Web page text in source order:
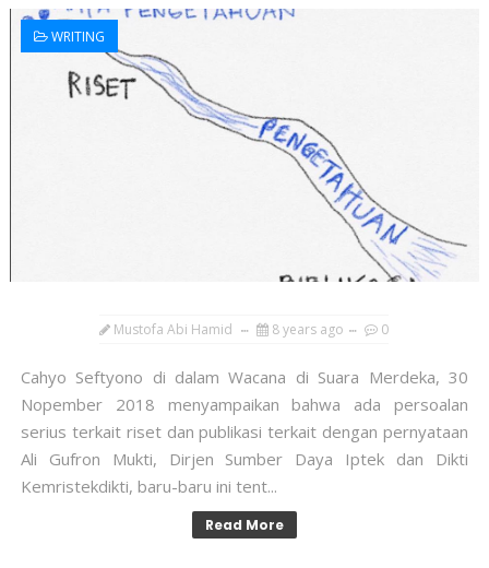
WRITING
Mustofa Abi Hamid 8 years ago 0
Cahyo Seftyono di dalam Wacana di Suara Merdeka, 30
Nopember 2018 menyampaikan bahwa ada persoalan
serius terkait riset dan publikasi terkait dengan pernyataan
Ali Gufron Mukti, Dirjen Sumber Daya Iptek dan Dikti
Kemristekdikti, baru-baru ini tent...
Read More